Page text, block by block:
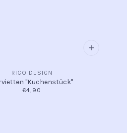
RICO DESIGN
"Kuchenstück"
€4,90